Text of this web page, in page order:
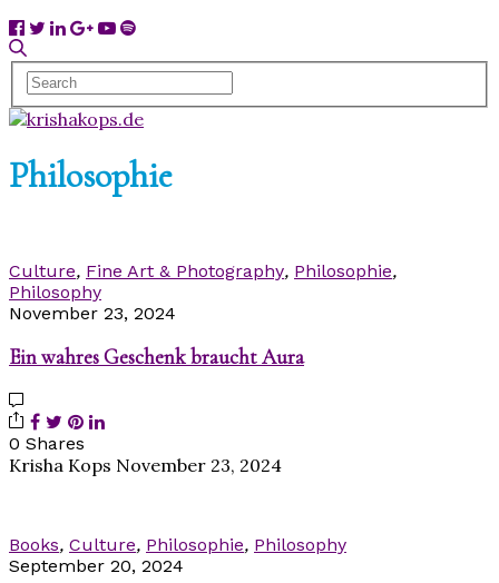
Philosophie
Culture, Fine Art & Photography, Philosophie,
Philosophy
November 23, 2024
Ein wahres Geschenk braucht Aura
0 Shares
Krisha Kops November 23, 2024
Books, Culture, Philosophie, Philosophy
September 20, 2024